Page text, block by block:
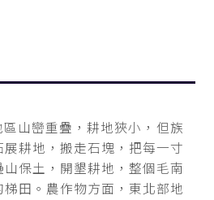
山巒重疊，耕地狹小，但族
耕地，搬走石塊，把每一寸
保土，開墾耕地，整個毛南
田。農作物方面，東北部地